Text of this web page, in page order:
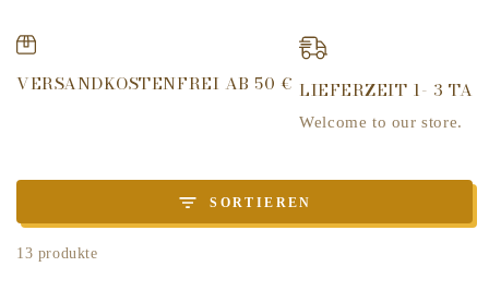
VERSANDKOSTENFREI AB 50 € LIEFERZEIT 1- 3
Welcome to our store.
SORTIEREN
13 produkte